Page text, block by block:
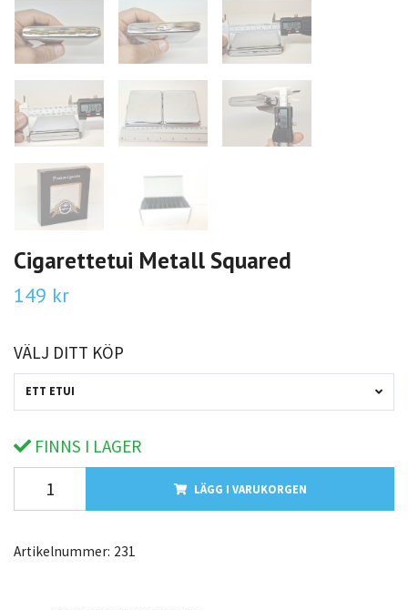
Cigarettetui Metall Squared
149 kr
VÄLJ DITT KÖP
ETT ETUI
FINNS I LAGER
LÄGG I VARUKORGEN
Artikelnummer: 231